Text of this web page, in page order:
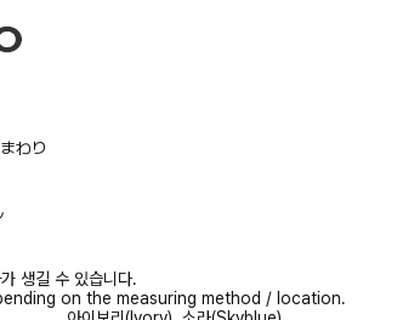
わり
생길 수 있습니다.
on the measuring method / location.